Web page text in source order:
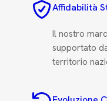
Affidabilità
Il nostro
supportato
territorio